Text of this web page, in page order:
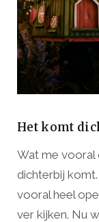
Het komt
Wat me vooral
dichterbij
vooral heel
ver kijken. Nu